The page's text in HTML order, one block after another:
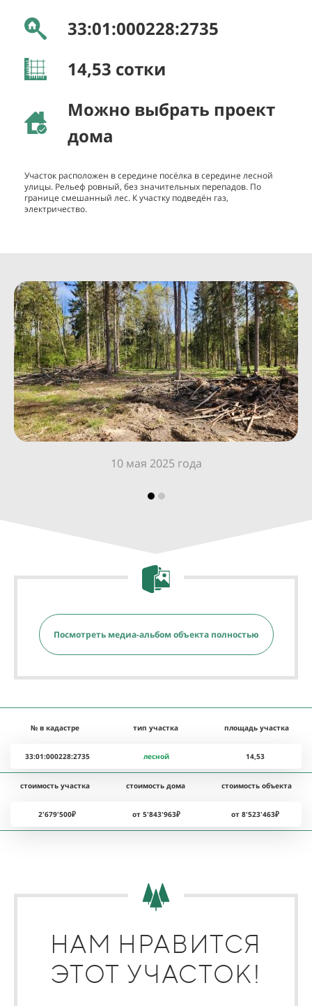
33:01:000228:2735
14,53 сотки
Можно выбрать проект
дома
Участок расположен в середине посёлка в середине лесной
улицы. Рельеф ровный, без значительных перепадов. По
границе смешанный лес. К участку подведён газ,
электричество.
10 мая 2025 года
Посмотреть медиа-альбом объекта полностью
№ в кадастре тип участка площадь участка
33:01:000228:2735 лесной 14,53
стоимость участка стоимость дома стоимость объекта
2'679'500₽ от 5'843'963₽ от 8'523'463₽
НАМ НРАВИТСЯ
ЭТОТ УЧАСТОК!